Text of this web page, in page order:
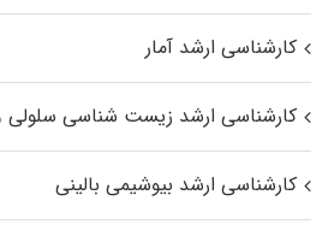
کارشناسی ارشد آمار
کارشناسی ارشد زیست شناسی سلولی
کارشناسی ارشد بیوشیمی بالینی